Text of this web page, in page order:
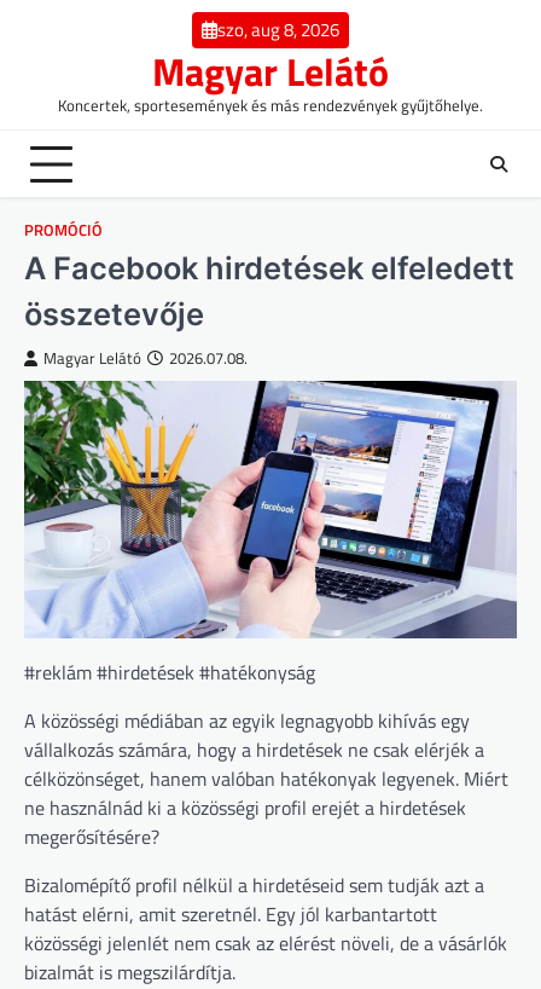
szo, aug 8, 2026
Magyar Lelátó
Koncertek, sportesemények és más rendezvények gyűjtőhelye.
PROMÓCIÓ
A Facebook hirdetések elfeledett
összetevője
Magyar Lelátó 2026.07.08.
#reklám #hirdetések #hatékonyság
A közösségi médiában az egyik legnagyobb kihívás egy
vállalkozás számára, hogy a hirdetések ne csak elérjék a
célközönséget, hanem valóban hatékonyak legyenek. Miért
ne használnád ki a közösségi profil erejét a hirdetések
megerősítésére?
Bizalomépítő profil nélkül a hirdetéseid sem tudják azt a
hatást elérni, amit szeretnél. Egy jól karbantartott
közösségi jelenlét nem csak az elérést növeli, de a vásárlók
bizalmát is megszilárdítja.